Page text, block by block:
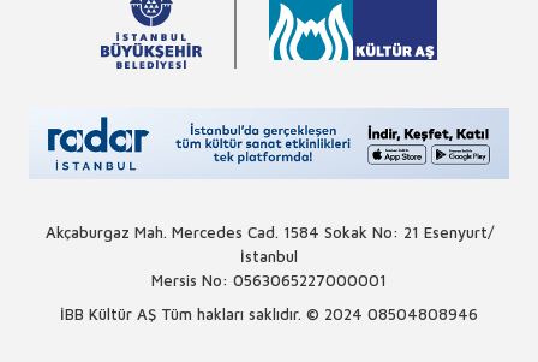
Akçaburgaz Mah. Mercedes Cad. 1584 Sokak No: 21 Esenyurt/
İstanbul
Mersis No: 0563065227000001
İBB Kültür AŞ Tüm hakları saklıdır. © 2024 08504808946